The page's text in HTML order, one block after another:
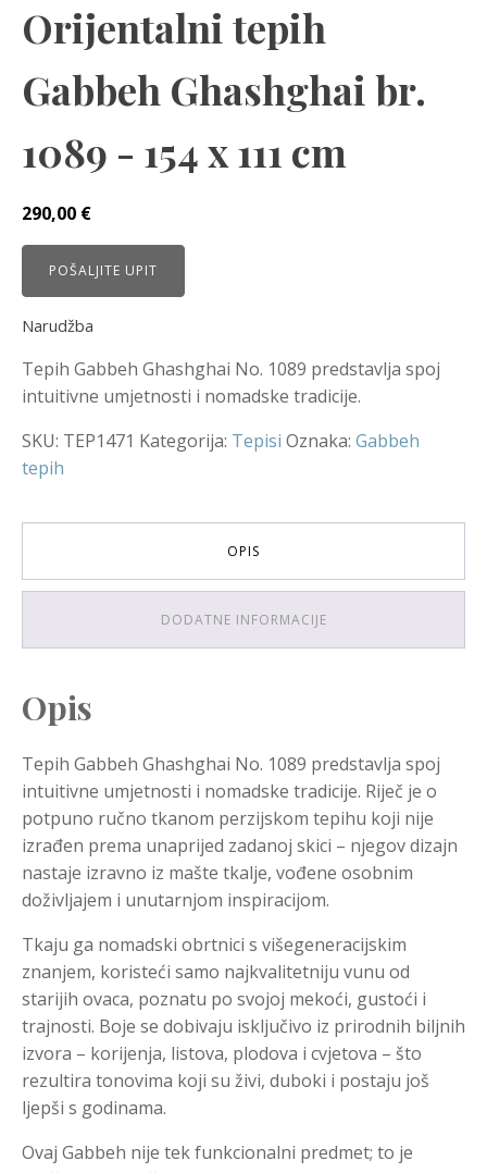
Orijentalni tepih
Gabbeh Ghashghai br.
1089 - 154 x 111 cm
290,00 €
POŠALJITE UPIT
Narudžba
Tepih Gabbeh Ghashghai No. 1089 predstavlja spoj
intuitivne umjetnosti i nomadske tradicije.
SKU: TEP1471 Kategorija: Tepisi Oznaka: Gabbeh
tepih
OPIS
DODATNE INFORMACIJE
Opis
Tepih Gabbeh Ghashghai No. 1089 predstavlja spoj
intuitivne umjetnosti i nomadske tradicije. Riječ je o
potpuno ručno tkanom perzijskom tepihu koji nije
izrađen prema unaprijed zadanoj skici – njegov dizajn
nastaje izravno iz mašte tkalje, vođene osobnim
doživljajem i unutarnjom inspiracijom.
Tkaju ga nomadski obrtnici s višegeneracijskim
znanjem, koristeći samo najkvalitetniju vunu od
starijih ovaca, poznatu po svojoj mekoći, gustoći i
trajnosti. Boje se dobivaju isključivo iz prirodnih biljnih
izvora – korijenja, listova, plodova i cvjetova – što
rezultira tonovima koji su živi, duboki i postaju još
ljepši s godinama.
Ovaj Gabbeh nije tek funkcionalni predmet; to je